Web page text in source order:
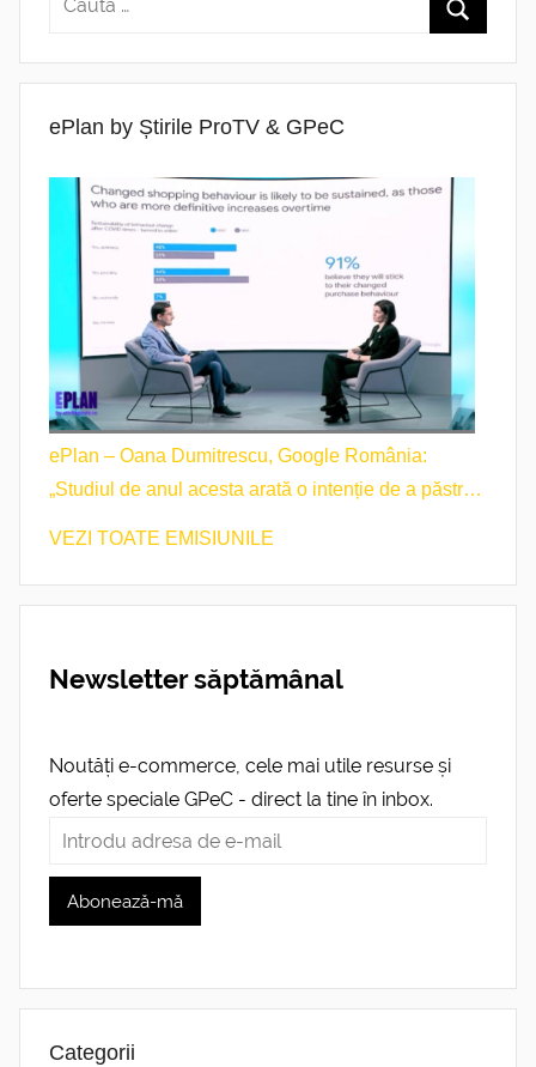
ePlan by Știrile ProTV & GPeC
ePlan – Oana Dumitrescu, Google România:
„Studiul de anul acesta arată o intenție de a păstra
VEZI TOATE EMISIUNILE
Newsletter săptămânal
Noutăți e-commerce, cele mai utile resurse și
oferte speciale GPeC - direct la tine în inbox.
Categorii